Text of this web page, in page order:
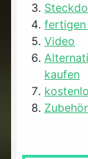
fertigen
Video
kaufen